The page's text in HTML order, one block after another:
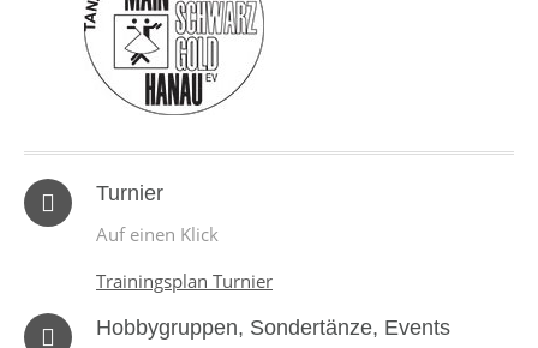
Turnier
Auf einen Klick
Trainingsplan Turnier
Hobbygruppen, Sondertänze, Events